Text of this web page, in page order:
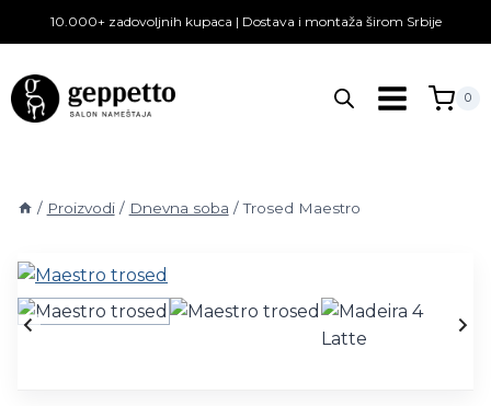
to
10.000+ zadovoljnih kupaca | Dostava i montaža širom Srbije
0
/ Proizvodi / Dnevna soba / Trosed Maestro